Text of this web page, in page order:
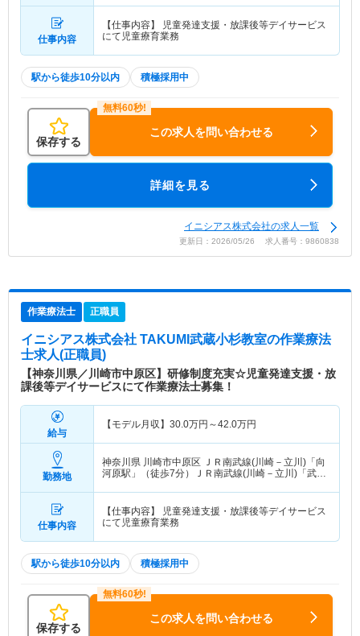
仕事内容
【仕事内容】 児童発達支援・放課後等デイサービス
にて児童療育業務
駅から徒歩10分以内 積極採用中
保存する
この求人を問い合わせる
詳細を見る
イニシアス株式会社の求人一覧
更新日：2026/05/26 求人番号：9860838
作業療法士 正職員
イニシアス株式会社 TAKUMI武蔵小杉教室の作業療法
士求人(正職員)
【神奈川県／川崎市中原区】研修制度充実☆児童発達支援・放
課後等デイサービスにて作業療法士募集！
給与
【モデル月収】 30.0万円～42.0万円
勤務地
神奈川県 川崎市中原区 ＪＲ南武線(川崎－立川)「向
河原駅」（徒歩7分）ＪＲ南武線(川崎－立川)「武蔵
仕事内容
【仕事内容】 児童発達支援・放課後等デイサービス
にて児童療育業務
駅から徒歩10分以内 積極採用中
保存する
この求人を問い合わせる